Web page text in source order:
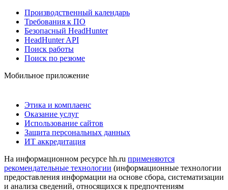
Производственный календарь
Требования к ПО
Безопасный HeadHunter
HeadHunter API
Поиск работы
Поиск по резюме
Мобильное приложение
Этика и комплаенс
Оказание услуг
Использование сайтов
Защита персональных данных
ИТ аккредитация
На информационном ресурсе hh.ru применяются
рекомендательные технологии (информационные технологии
предоставления информации на основе сбора, систематизации
и анализа сведений, относящихся к предпочтениям